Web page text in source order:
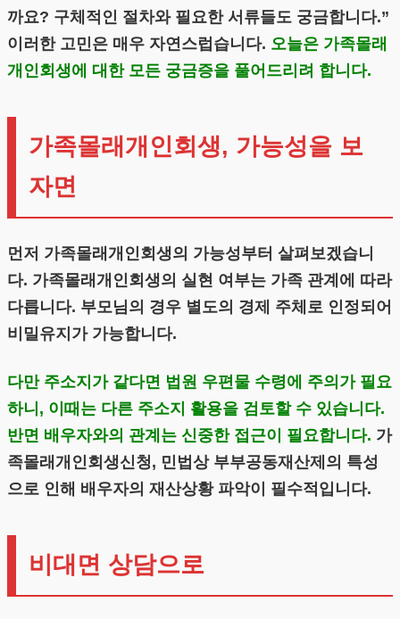
까요? 구체적인 절차와 필요한 서류들도 궁금합니다.”
이러한 고민은 매우 자연스럽습니다. 오늘은 가족몰래
개인회생에 대한 모든 궁금증을 풀어드리려 합니다.
가족몰래개인회생, 가능성을 보
자면
먼저 가족몰래개인회생의 가능성부터 살펴보겠습니
다. 가족몰래개인회생의 실현 여부는 가족 관계에 따라
다릅니다. 부모님의 경우 별도의 경제 주체로 인정되어
비밀유지가 가능합니다.
다만 주소지가 같다면 법원 우편물 수령에 주의가 필요
하니, 이때는 다른 주소지 활용을 검토할 수 있습니다.
반면 배우자와의 관계는 신중한 접근이 필요합니다. 가
족몰래개인회생신청, 민법상 부부공동재산제의 특성
으로 인해 배우자의 재산상황 파악이 필수적입니다.
비대면 상담으로